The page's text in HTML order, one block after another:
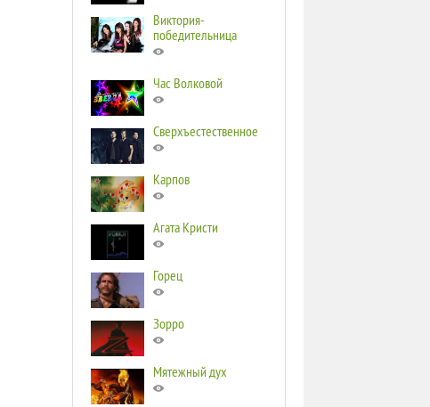
Виктория-
победительница
Час Волковой
Сверхъестественное
Карпов
Агата Кристи
Горец
Зорро
Мятежный дух